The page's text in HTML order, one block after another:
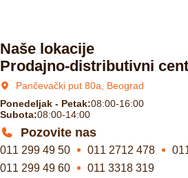
Naše lokacije
Prodajno-distributivni
Pančevački put 80a, Beograd
Ponedeljak - Petak:08:00-16:00
Subota:08:00-14:00
Pozovite nas
011 299 49 50 011 2712 478
011 299 49 60
011 3318 319